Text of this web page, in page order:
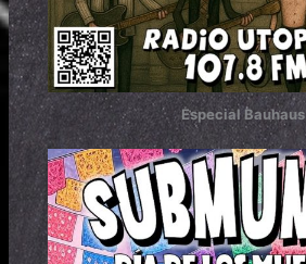
Especial Bauhaus